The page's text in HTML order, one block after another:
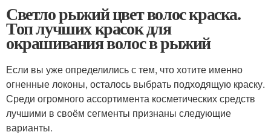
Светло рыжий цвет волос краска.
Топ лучших красок для
окрашивания волос в рыжий
Если вы уже определились с тем, что хотите именно
огненные локоны, осталось выбрать подходящую краску.
Среди огромного ассортимента косметических средств
лучшими в своём сегменты признаны следующие
варианты.